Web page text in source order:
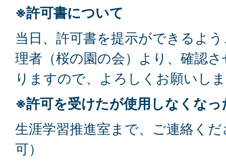
※許可書について
当日、許可書を提示ができるよ
理者（桜の園の会）より、確認
りますので、よろしくお願いし
※許可を受けたが使用しなくなっ
生涯学習推進室まで、ご連絡く
可）